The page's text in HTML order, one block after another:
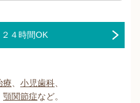
４時間OK
療、 小児歯科、
顎関節症など。